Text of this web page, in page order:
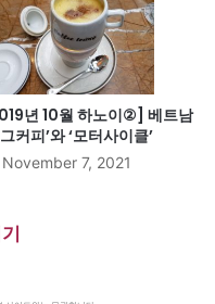
년 10월 하노이②] 베트남
커피’와 ‘모터사이클’
November 7, 2021